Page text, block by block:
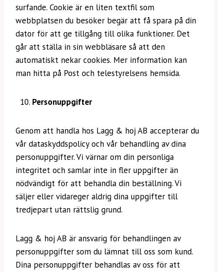
surfande. Cookie är en liten textfil som
webbplatsen du besöker begär att få spara på din
dator för att ge tillgång till olika funktioner. Det
går att ställa in sin webbläsare så att den
automatiskt nekar cookies. Mer information kan
man hitta på Post och telestyrelsens hemsida.
Personuppgifter
Genom att handla hos Lagg & hoj AB accepterar du
vår dataskyddspolicy och vår behandling av dina
personuppgifter. Vi värnar om din personliga
integritet och samlar inte in fler uppgifter än
nödvändigt för att behandla din beställning. Vi
säljer eller vidareger aldrig dina uppgifter till
tredjepart utan rättslig grund.
Lagg & hoj AB är ansvarig för behandlingen av
personuppgifter som du lämnat till oss som kund.
Dina personuppgifter behandlas av oss för att